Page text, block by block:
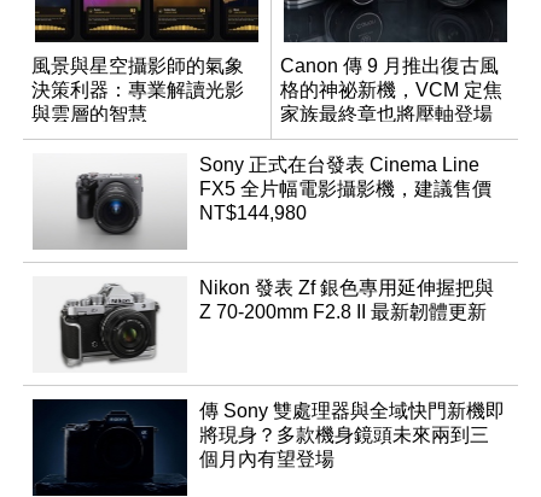
風景與星空攝影師的氣象
決策利器：專業解讀光影
與雲層的智慧
App「Atmos」登場
Canon 傳 9 月推出復古風
格的神祕新機，VCM 定焦
家族最終章也將壓軸登場
Sony 正式在台發表 Cinema Line
FX5 全片幅電影攝影機，建議售價
NT$144,980
Nikon 發表 Zf 銀色專用延伸握把與
Z 70-200mm F2.8 II 最新韌體更新
傳 Sony 雙處理器與全域快門新機即
將現身？多款機身鏡頭未來兩到三
個月內有望登場